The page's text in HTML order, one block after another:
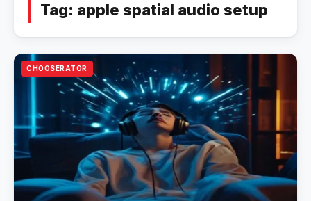
Tag: apple spatial audio setup
CHOOSERATOR